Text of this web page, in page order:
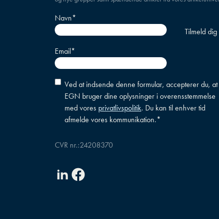
Navn*
Email *
Accepter
betingelser*
Ved at indsende denne formular, accepterer du, at
EGN bruger dine oplysninger i overensstemmelse
med vores privatlivspolitik. Du kan til enhver tid
afmelde vores kommunikation.*
CVR nr.:24208370
LinkedinFacebook